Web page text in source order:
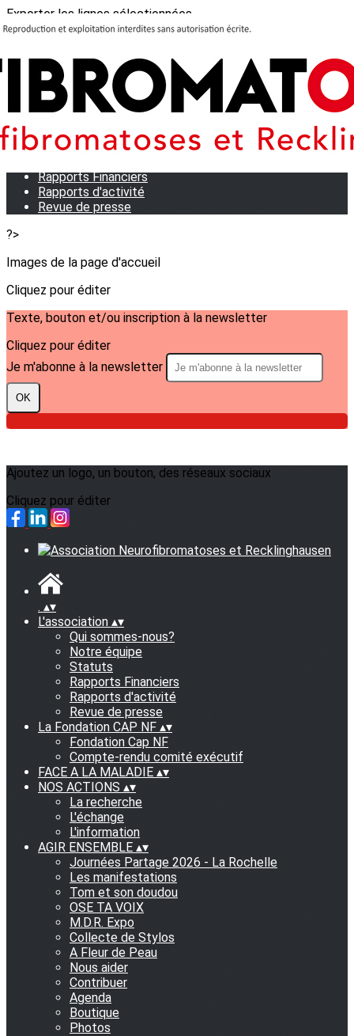
Exporter les lignes sélectionnées
Exporter toutes les colonnes
Qui sommes-nous?
Notre équipe
Rapports Financiers
Rapports d'activité
Revue de presse
?>
Images de la page d'accueil
Cliquez pour éditer
Texte, bouton et/ou inscription à la newsletter
Cliquez pour éditer
Je m'abonne à la newsletter
OK
Ajoutez un logo, un bouton, des réseaux sociaux
Cliquez pour éditer
. ▴▾
L'association ▴▾
Qui sommes-nous?
Notre équipe
Statuts
Rapports Financiers
Rapports d'activité
Revue de presse
La Fondation CAP NF ▴▾
Fondation Cap NF
Compte-rendu comité exécutif
FACE A LA MALADIE ▴▾
NOS ACTIONS ▴▾
La recherche
L'échange
L'information
AGIR ENSEMBLE ▴▾
Journées Partage 2026 - La Rochelle
Les manifestations
Tom et son doudou
OSE TA VOIX
M.D.R. Expo
Collecte de Stylos
A Fleur de Peau
Nous aider
Contribuer
Agenda
Boutique
Photos